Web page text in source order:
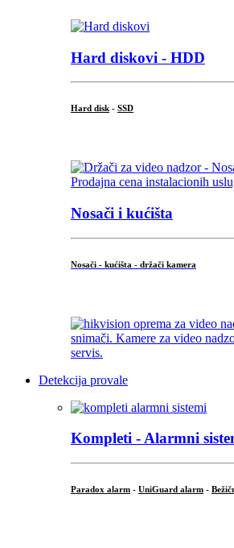
Hard diskovi - HDD
Hard disk - SSD
Nosači i kućišta
Nosači - kućišta - držači kamera
Detekcija provale
Kompleti - Alarmni
Paradox alarm - UniGuard alarm -